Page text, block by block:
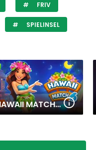
FRIV
SPIELINSEL
HAWAII MATCH 6